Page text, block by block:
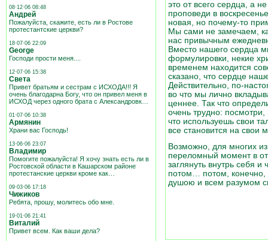
08·12·06 08:48
Андрей
Пожалуйста, скажите, есть ли в Ростове
протестантские церкви?
18·07·06 22:09
George
Господи прости меня....
12·07·06 15:38
Света
Привет братьям и сестрам с ИСХОДА!!! Я
очень благодарна Богу, что он привел меня в
ИСХОД через одного брата с Александровк…
01·07·06 10:38
Армянин
Храни вас Господь!
13·06·06 23:07
Владимир
Помогите пожалуйста! Я хочу знать есть ли в
Ростовской области в Кашарском районе
протестанские церкви кроме как…
09·03·06 17:18
Чижиков
Ребята, прошу, молитесь обо мне.
19·01·06 21:41
Виталий
Привет всем. Как ваши дела?
это от всего сердца, а
проповеди в
новая, но почему-то
Мы сами не замечаем,
нас привычным
Вместо нашего сердца
формулировки, некие
временем находится
сказано, что сердце
Действительно, по-
во что мы лично
ценнее. Так что
очень трудно:
что используешь свои
все становится на свои
Возможно, для многих
переломный момент в
заглянуть внутрь себя и
потом… потом, конечно,
душою и всем разумом